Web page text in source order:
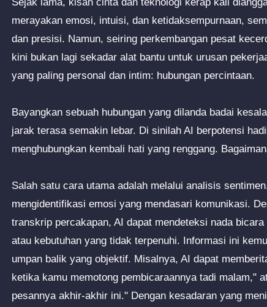
merayakan emosi, intuisi, dan ketidaksempurnaan,
dan presisi. Namun, seiring perkembangan pesat
kini bukan lagi sekadar alat bantu untuk urusan
yang paling personal dan intim: hubungan percintaan.
Bayangkan sebuah hubungan yang dilanda badai
jarak terasa semakin lebar. Di sinilah AI berpotensi
menghubungkan kembali hati yang renggang.
Salah satu cara utama adalah melalui analisis
mengidentifikasi emosi yang mendasari komunikasi.
transkrip percakapan, AI dapat mendeteksi nada
atau kebutuhan yang tidak terpenuhi. Informasi ini
umpan balik yang objektif. Misalnya, AI dapat
ketika kamu memotong pembicaraannya tadi malam,"
pesannya akhir-akhir ini." Dengan kesadaran yang